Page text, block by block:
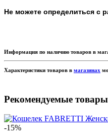
Не можете определиться с
Информация по наличию товаров в
Характеристики товаров в магазинах
Рекомендуемые товары
-15%